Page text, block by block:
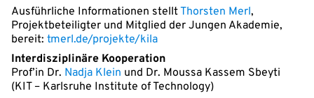
Ausführliche Informationen stelltThorsten Merl,
Projektbeteiligter und Mitglied der Jungen Akademie,
bereit: tmerl.de/projekte/kila
Interdisziplinäre Kooperation
Prof’in Dr. Nadja Klein und Dr. Moussa Kassem Sbeyti
(KIT – Karlsruhe Institute of Technology)